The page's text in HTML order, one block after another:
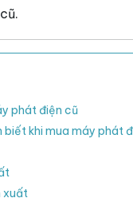
phát điện cũ
biết khi mua máy phát
xuất